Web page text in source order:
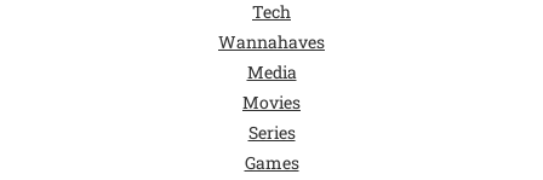
Tech
Wannahaves
Media
Movies
Series
Games